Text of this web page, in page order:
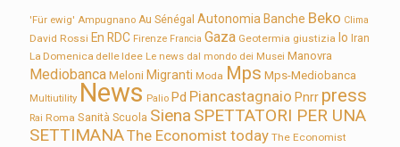
'Für ewig' Ampugnano Au Sénégal Autonomia Banche Beko Clima
David Rossi En RDC Firenze Francia Gaza Geotermia giustizia Io Iran
La Domenica delle Idee Le news dal mondo dei Musei Manovra
Mediobanca Meloni Migranti Moda Mps Mps-Mediobanca
Multiutility News Palio Pd Piancastagnaio Pnrr press
Rai Roma Sanità Scuola Siena SPETTATORI PER UNA
SETTIMANAThe Economist today The Economist